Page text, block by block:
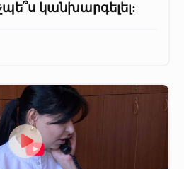
կանխարգելել: